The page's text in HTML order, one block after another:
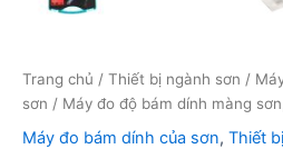
Trang chủ / Thiết bị ngành sơn /
sơn / Máy đo độ bám dính màng
Máy đo bám dính của sơn, Thiết